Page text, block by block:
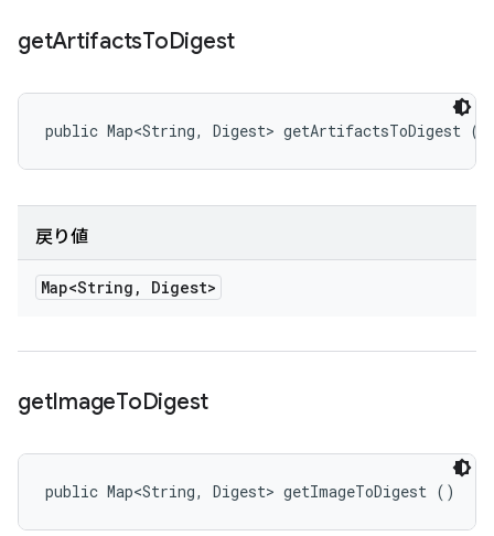
getArtifactsToDigest
public Map<String, Digest> getArtifactsToDigest ()
戻り値
Map<String , Digest>
getImageToDigest
public Map<String, Digest> getImageToDigest ()